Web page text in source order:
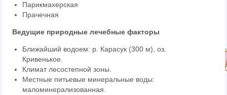
Парикмахерская
Прачечная
Ведущие природные лечебные факторы
Ближайший водоем: р. Карасук (300 м), оз.
Кривенькое.
Климат лесостепной зоны.
Местные питьевые минеральные воды:
маломинерализованная.